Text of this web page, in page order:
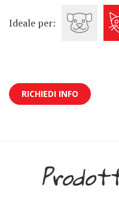
Ideale per:
RICHIEDI INFO